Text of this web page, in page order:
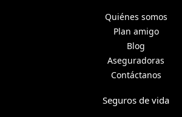
Quiénes somos
Plan amigo
Blog
Aseguradoras
Contáctanos
Seguros de vida